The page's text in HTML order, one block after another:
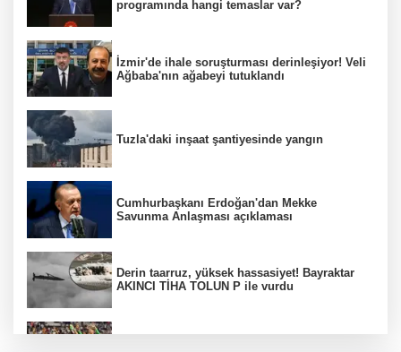
programında hangi temaslar var?
İzmir'de ihale soruşturması derinleşiyor! Veli
Ağbaba'nın ağabeyi tutuklandı
Tuzla'daki inşaat şantiyesinde yangın
Cumhurbaşkanı Erdoğan'dan Mekke
Savunma Anlaşması açıklaması
Derin taarruz, yüksek hassasiyet! Bayraktar
AKINCI TİHA TOLUN P ile vurdu